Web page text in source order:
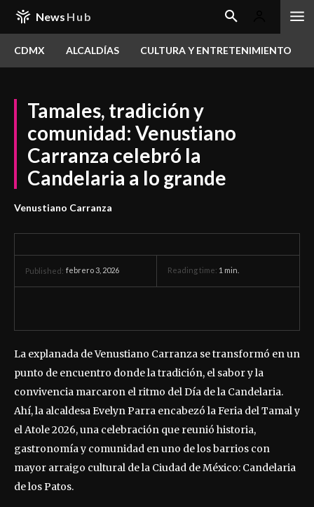
News Hub
CDMX ALCALDÍAS CULTURA Y ENTRETENIMIENTO
Tamales, tradición y
comunidad: Venustiano
Carranza celebró la
Candelaria a lo grande
Venustiano Carranza
Published: febrero 3, 2026 Reading time: 1 min.
La explanada de Venustiano Carranza se transformó en un
punto de encuentro donde la tradición, el sabor y la
convivencia marcaron el ritmo del Día de la Candelaria.
Ahí, la alcaldesa Evelyn Parra encabezó la Feria del Tamal y
el Atole 2026, una celebración que reunió historia,
gastronomía y comunidad en uno de los barrios con
mayor arraigo cultural de la Ciudad de México: Candelaria
de los Patos.